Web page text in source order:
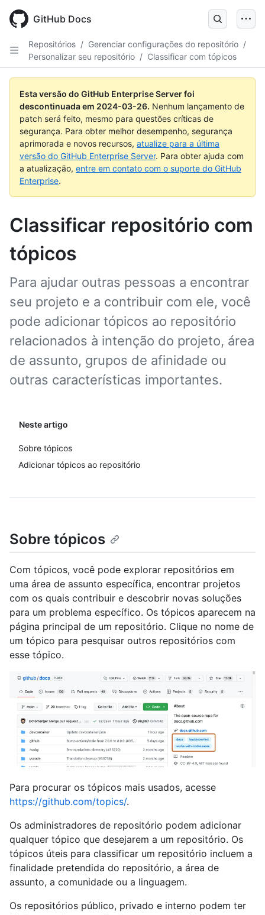
main
GitHub Docs
Repositórios / Gerenciar configurações do repositório /
Personalizar seu repositório / Classificar com tópicos
Esta versão do GitHub Enterprise Server foi
descontinuada em 2024-03-26. Nenhum lançamento de
patch será feito, mesmo para questões críticas de
segurança. Para obter melhor desempenho, segurança
aprimorada e novos recursos, atualize para a última
versão do GitHub Enterprise Server. Para obter ajuda com
a atualização, entre em contato com o suporte do GitHub
Enterprise.
Classificar repositório com
tópicos
Para ajudar outras pessoas a encontrar
seu projeto e a contribuir com ele, você
pode adicionar tópicos ao repositório
relacionados à intenção do projeto, área
de assunto, grupos de afinidade ou
outras características importantes.
Neste artigo
Sobre tópicos
Adicionar tópicos ao repositório
Sobre tópicos
Com tópicos, você pode explorar repositórios em
uma área de assunto específica, encontrar projetos
com os quais contribuir e descobrir novas soluções
para um problema específico. Os tópicos aparecem na
página principal de um repositório. Clique no nome de
um tópico para pesquisar outros repositórios com
esse tópico.
Para procurar os tópicos mais usados, acesse
https://github.com/topics/.
Os administradores de repositório podem adicionar
qualquer tópico que desejarem a um repositório. Os
tópicos úteis para classificar um repositório incluem a
finalidade pretendida do repositório, a área de
assunto, a comunidade ou a linguagem.
Os repositórios público, privado e interno podem ter